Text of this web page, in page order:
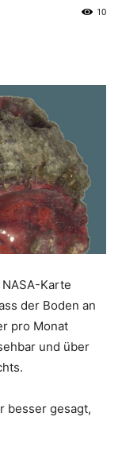
10
Karte
der Boden an
pro Monat
und über
besser gesagt,